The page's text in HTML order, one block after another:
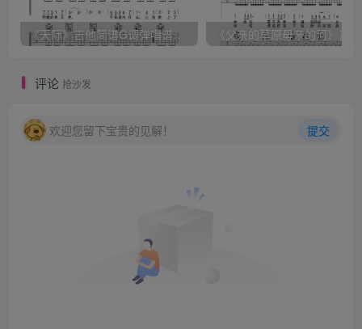
《天际》吉他简谱G调弹唱谱（姜玉阳）
评论 抢沙发
欢迎您留下宝贵的见解！ 提交